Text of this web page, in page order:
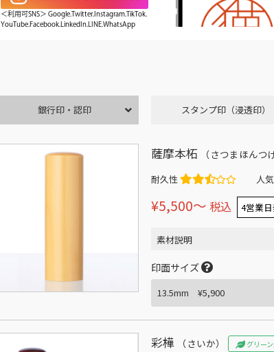
＜利用可SNS＞ Google.Twitter.Instagram.TikTok.
YouTube.Facebook.LinkedIn.LINE.WhatsApp
銀行印・認印 スタンプ印（浸透印）
薩摩本柘 （さつまほんつ
耐久性 人
¥5,500〜 税込 4営業
素材説明
印面サイズ
彩樺 （さいか） グリー